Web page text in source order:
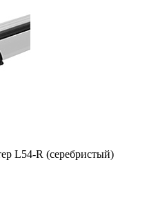
L54-R (серебристый)